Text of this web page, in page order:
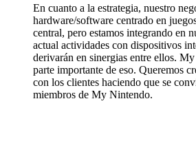
En cuanto a la estrategia, nuestro
hardware/software centrado en
central, pero estamos integrando en
actual actividades con dispositivos
derivarán en sinergias entre ellos.
parte importante de eso. Queremos
con los clientes haciendo que se
miembros de My Nintendo.